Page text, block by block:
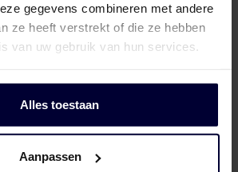
gegevens combineren met andere
ze heeft verstrekt of die ze hebben
van uw gebruik van hun services.
Alles toestaan
Aanpassen